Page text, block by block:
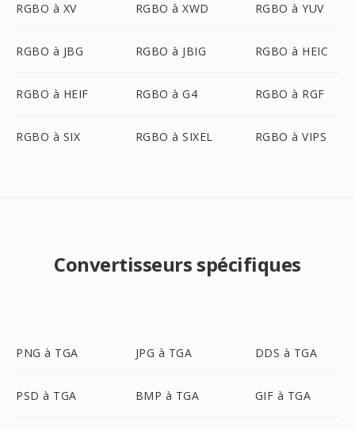
RGBO à XV RGBO à XWD RGBO à YUV
RGBO à JBG RGBO à JBIG RGBO à HEIC
RGBO à HEIF RGBO à G4 RGBO à RGF
RGBO à SIX RGBO à SIXEL RGBO à VIPS
Convertisseurs spécifiques
PNG à TGA JPG à TGA DDS à TGA
PSD à TGA BMP à TGA GIF à TGA